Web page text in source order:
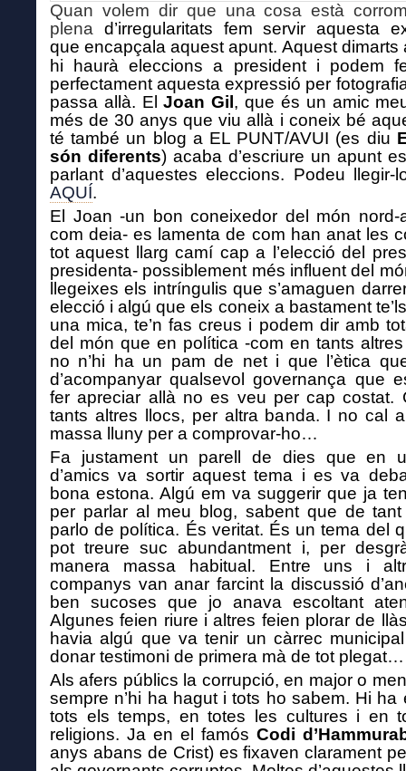
Quan volem dir que una cosa està
plena d’irregularitats fem servir aquesta
que encapçala aquest apunt. Aquest dimarts
hi haurà eleccions a president i podem
perfectament aquesta expressió per
passa allà. ElJoan Gil , que és un amic
més de 30 anys que viu allà i coneix bé
té també un blog a EL PUNT/AVUI (es diu
són diferents) acaba d’escriure un apunt
parlant d’aquestes eleccions. Podeu llegir-
AQUÍ.
El Joan -un bon coneixedor del món nord-
com deia- es lamenta de com han anat les
tot aquest llarg camí cap a l’elecció del
presidenta- possiblement més influent del
llegeixes els intríngulis que s’amaguen
elecció i algú que els coneix a bastament
una mica, te’n fas creus i podem dir amb
del món que en política -com en tants
no n’hi ha un pam de net i que l’ètica
d’acompanyar qualsevol governança que
fer apreciar allà no es veu per cap costat.
tants altres llocs, per altra banda. I no cal
massa lluny per a comprovar-ho…
Fa justament un parell de dies que en
d’amics va sortir aquest tema i es va
bona estona. Algú em va suggerir que ja
per parlar al meu blog, sabent que de
parlo de política. És veritat. És un tema del
pot treure suc abundantment i, per
manera massa habitual. Entre uns i
companys van anar farcint la discussió
ben sucoses que jo anava escoltant
Algunes feien riure i altres feien plorar de
havia algú que va tenir un càrrec
donar testimoni de primera mà de tot plegat…
Als afers públics la corrupció, en major o
sempre n’hi ha haguti tots ho sabem. Hi ha
tots els temps, en totes les cultures i en
religions. Ja en el famós Codi
anys abans de Crist) es fixaven clarament